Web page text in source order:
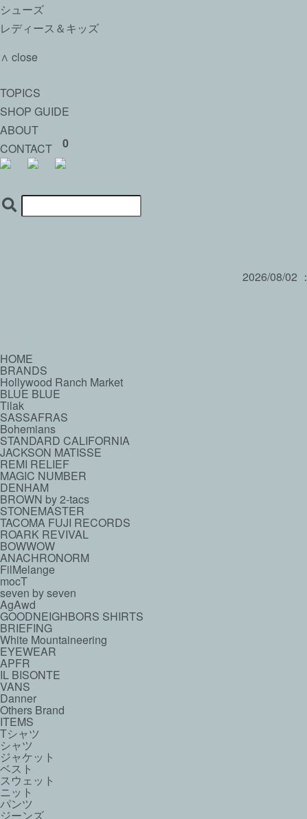
シューズ
レディース＆キッズ
∧ close
TOPICS
SHOP GUIDE
ABOUT
CONTACT
0
2026/08/02 ：
HOME
BRANDS
Hollywood Ranch Market
BLUE BLUE
Tilak
SASSAFRAS
Bohemians
STANDARD CALIFORNIA
JACKSON MATISSE
REMI RELIEF
MAGIC NUMBER
DENHAM
BROWN by 2-tacs
STONEMASTER
TACOMA FUJI RECORDS
ROARK REVIVAL
BOWWOW
ANACHRONORM
FilMelange
mocT
seven by seven
AgAwd
GOODNEIGHBORS SHIRTS
BRIEFING
White Mountaineering
EYEWEAR
APFR
IL BISONTE
VANS
Danner
Others Brand
ITEMS
Tシャツ
シャツ
ジャケット
ベスト
スウェット
ニット
パンツ
ジーンズ